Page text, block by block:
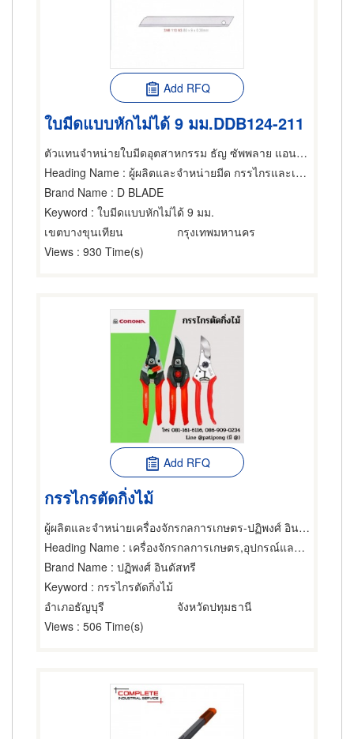
Add RFQ
ใบมีดแบบหักไม่ได้ 9 มม.DDB124-211
ตัวแทนจำหน่ายใบมีดอุตสาหกรรม ธัญ ซัพพลาย แอนด์ เซอร์วิส
Heading Name : ผู้ผลิตและจำหน่ายมีด กรรไกรและเครื่องตัด,เครื่องมือใช้ตัด,ผลิตภัณฑ์โลหะ
Brand Name : D BLADE
Keyword : ใบมีดแบบหักไม่ได้ 9 มม.
เขตบางขุนเทียน
กรุงเทพมหานคร
Views : 930 Time(s)
Add RFQ
กรรไกรตัดกิ่งไม้
ผู้ผลิตและจำหน่ายเครื่องจักรกลการเกษตร-ปฏิพงศ์ อินดัสทรี
Heading Name : เครื่องจักรกลการเกษตร,อุปกรณ์และเครื่องมือเกษตรกรรม,ผู้ผลิตและจำหน่ายมีด กรรไกรและเครื่องตัด
Brand Name : ปฏิพงศ์ อินดัสทรี
Keyword : กรรไกรตัดกิ่งไม้
อำเภอธัญบุรี
จังหวัดปทุมธานี
Views : 506 Time(s)